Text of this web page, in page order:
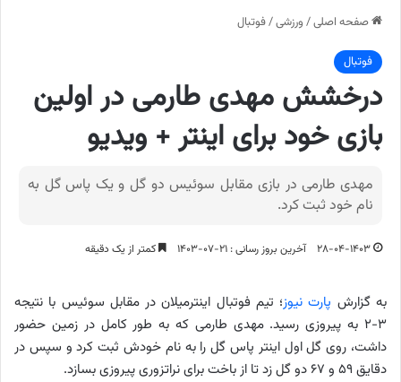
صفحه اصلی/ ورزشی/فوتبال
فوتبال
درخشش مهدی طارمی در اولین
بازی خود برای اینتر + ویدیو
مهدی طارمی در بازی مقابل سوئیس دو گل و یک پاس گل به
نام خود ثبت کرد.
۲۸-۰۴-۱۴۰۳ آخرین بروز رسانی : ۲۱-۰۷-۱۴۰۳ کمتر از یک دقیقه
به گزارش پارت نیوز؛ تیم فوتبال اینترمیلان در مقابل سوئیس با نتیجه
۳-۲ به پیروزی رسید. مهدی طارمی که به طور کامل در زمین حضور
داشت، روی گل اول اینتر پاس گل را به نام خودش ثبت کرد و سپس در
دقایق ۵۹ و ۶۷ دو گل زد تا از باخت برای نراتزوری پیروزی بسازد.